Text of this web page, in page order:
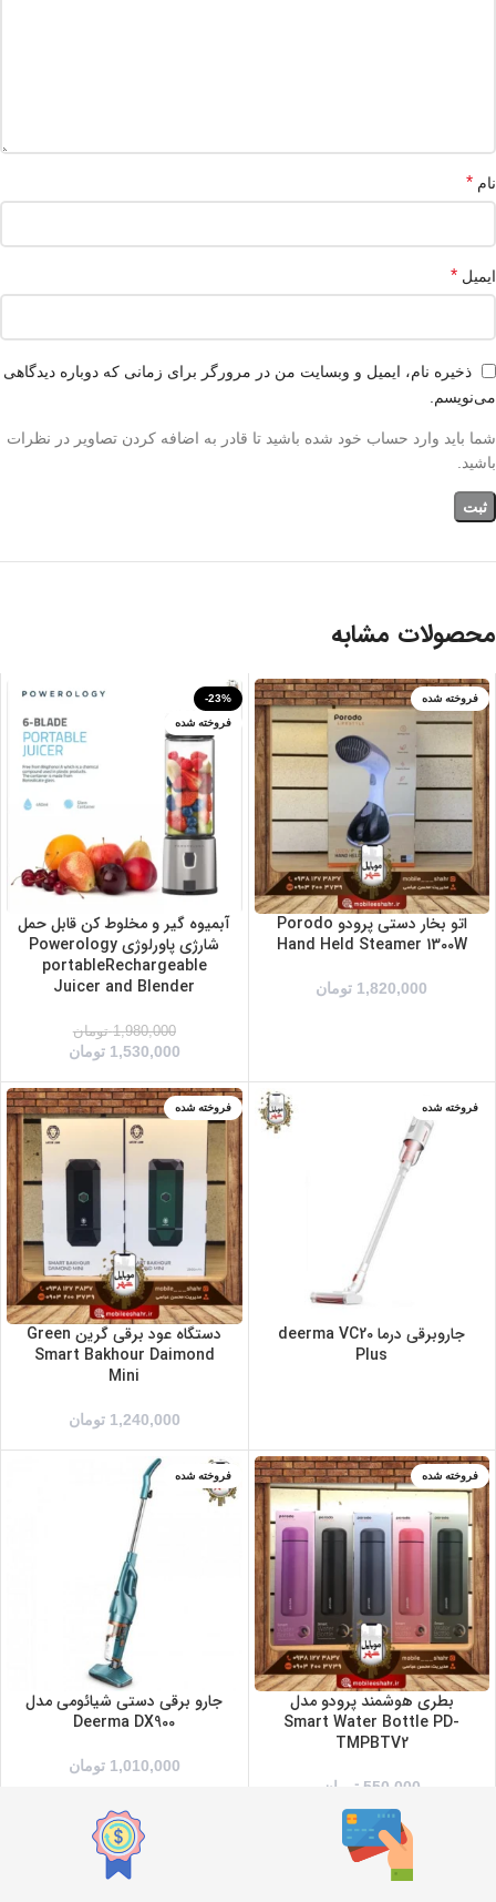
نام *
ایمیل *
ذخیره نام، ایمیل و وبسایت من در مرورگر برای زمانی که دوباره دیدگاهی
می‌نویسم.
شما باید وارد حساب خود شده باشید تا قادر به اضافه کردن تصاویر در نظرات
باشید.
محصولات مشابه
فروخته شده
آبی
زرد/مشکی
صورتی
اتو بخار دستی پرودو Porodo
Hand Held Steamer 1300W
1,820,000 تومان
-23%
فروخته شده
آبمیوه گیر و مخلوط کن قابل حمل
شارژی پاورلوژی Powerology
portableRechargeable
Juicer and Blender
1,980,000 تومان
1,530,000 تومان
فروخته شده
جاروبرقی درما deerma VC20
Plus
فروخته شده
مشکی
دستگاه عود برقی گرین Green
Smart Bakhour Daimond
Mini
1,240,000 تومان
فروخته شده
آبی
بنفش
مشکی
بطری هوشمند پرودو مدل
Smart Water Bottle PD-
TMPBTV2
550,000 تومان
فروخته شده
جارو برقی دستی شیائومی مدل
Deerma DX900
1,010,000 تومان